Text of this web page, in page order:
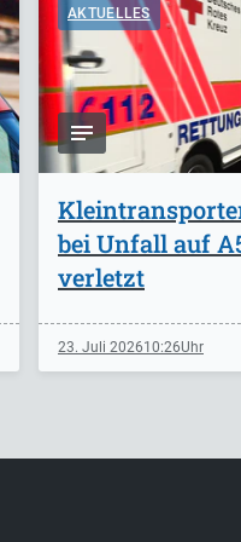
AKTUELLES
bei Unfall auf
verletzt
23. Juli 202610:26